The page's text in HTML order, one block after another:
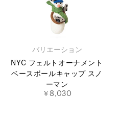
バリエーション
NYC フェルトオーナメント
ベースボールキャップ スノ
ーマン
￥8,030